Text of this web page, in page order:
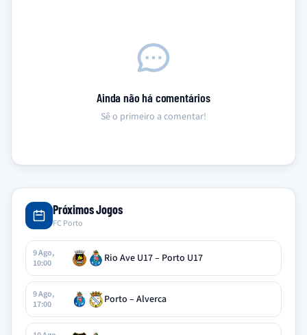
Ainda não há comentários
Sê o primeiro a comentar!
Próximos Jogos
FC Porto
9 Ago,
10:00
Rio Ave U17 – Porto U17
9 Ago,
17:00
Porto – Alverca